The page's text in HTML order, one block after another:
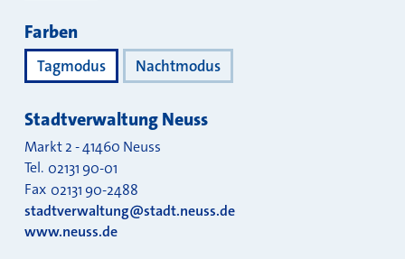
Farben
Tagmodus Nachtmodus
Stadtverwaltung Neuss
Markt 2-41460 Neuss
Tel. 02131 90-01
Fax 02131 90-2488
stadtverwaltung@stadt.neuss.de
www.neuss.de